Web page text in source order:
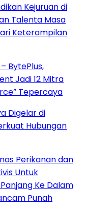
Kejuruan di
Talenta Masa
Keterampilan
BytePlus,
Jadi 12 Mitra
Tepercaya
Digelar di
Hubungan
Perikanan dan
Untuk
Ke Dalam
Punah